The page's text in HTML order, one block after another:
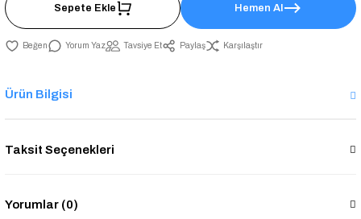
Sepete Ekle Hemen Al
Yorum Yaz Tavsiye Et Paylaş Karşılaştır
Ürün Bilgisi
Taksit Seçenekleri
Yorumlar (0)